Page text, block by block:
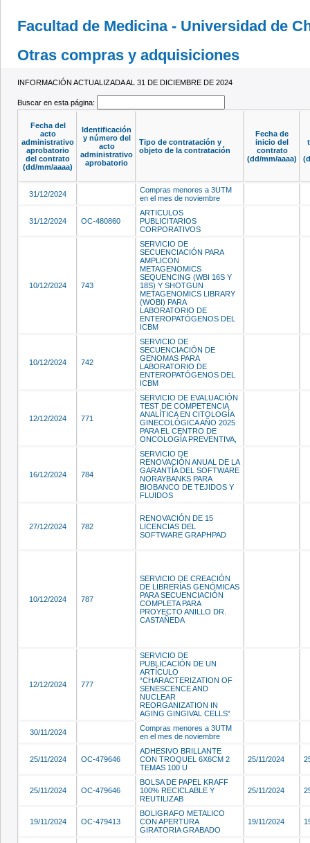
Facultad de Medicina - Universidad de
Otras compras y adquisiciones
INFORMACIÓN ACTUALIZADA AL 31 DE DICIEMBRE DE 2024
Buscar en esta página:
Fecha del
acto
administrativo
aprobatorio
del contrato
(dd/mm/aaaa)
Identificación
y número del
acto
administrativo
aprobatorio
Tipo de contratación y
objeto de la contratación
Fecha de
inicio del
contrato
(dd/mm/aaaa)
31/12/2024
Compras menores a 3UTM
en el mes de noviembre
31/12/2024 OC-480860
ARTICULOS
PUBLICITARIOS
CORPORATIVOS
10/12/2024 743
SERVICIO DE
SECUENCIACIÓN PARA
AMPLICON
METAGENOMICS
SEQUENCING (WBI 16S Y
18S) Y SHOTGUN
METAGENOMICS LIBRARY
(WOBI) PARA
LABORATORIO DE
ENTEROPATÓGENOS DEL
ICBM
10/12/2024 742
SERVICIO DE
SECUENCIACIÓN DE
GENOMAS PARA
LABORATORIO DE
ENTEROPATÓGENOS DEL
ICBM
12/12/2024 771
SERVICIO DE EVALUACIÓN
TEST DE COMPETENCIA
ANALÍTICA EN CITOLOGÍA
GINECOLÓGICA AÑO 2025
PARA EL CENTRO DE
ONCOLOGÍA PREVENTIVA,
16/12/2024 784
SERVICIO DE
RENOVACIÓN ANUAL DE LA
GARANTÍA DEL SOFTWARE
NORAYBANKS PARA
BIOBANCO DE TEJIDOS Y
FLUIDOS
27/12/2024 782
RENOVACIÓN DE 15
LICENCIAS DEL
SOFTWARE GRAPHPAD
10/12/2024 787
SERVICIO DE CREACIÓN
DE LIBRERÍAS GENÓMICAS
PARA SECUENCIACIÓN
COMPLETA PARA
PROYECTO ANILLO DR.
CASTAÑEDA
12/12/2024 777
SERVICIO DE
PUBLICACIÓN DE UN
ARTÍCULO
“CHARACTERIZATION OF
SENESCENCE AND
NUCLEAR
REORGANIZATION IN
AGING GINGIVAL CELLS”
30/11/2024
Compras menores a 3UTM
en el mes de noviembre
25/11/2024 OC-479646
ADHESIVO BRILLANTE
CON TROQUEL 6X6CM 2
TEMAS 100 U
25/11/2024
25/11/2024 OC-479646
BOLSA DE PAPEL KRAFF
100% RECICLABLE Y
REUTILIZAB
25/11/2024
19/11/2024 OC-479413
BOLIGRAFO METALICO
CON APERTURA
GIRATORIA GRABADO
19/11/2024